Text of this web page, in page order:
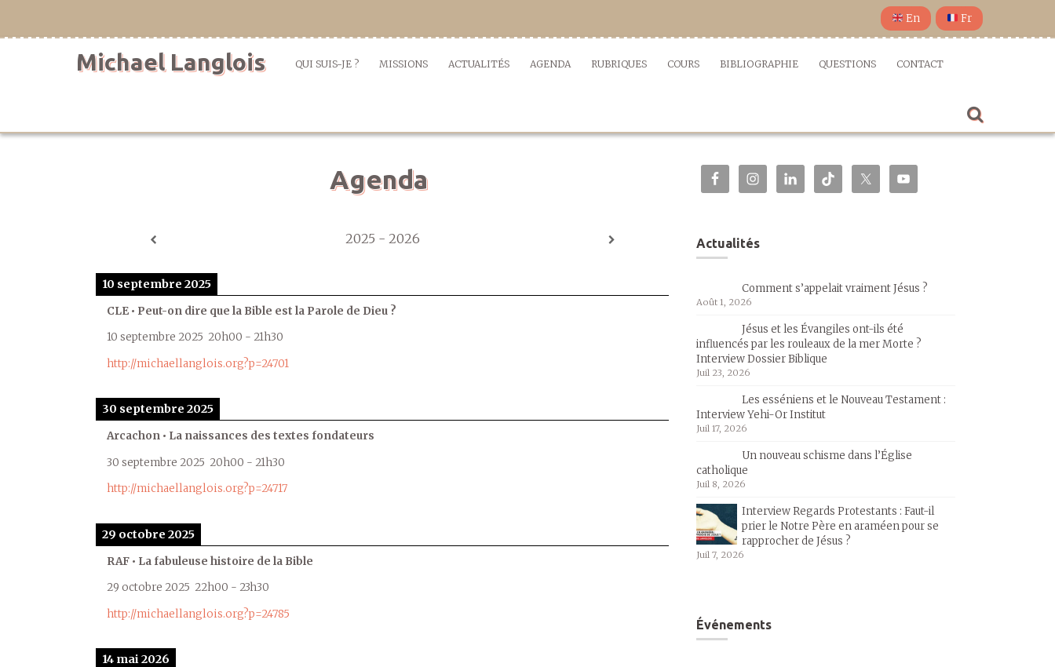
En Fr
Michael Langlois QUI SUIS-JE ? MISSIONS ACTUALITÉS AGENDA RUBRIQUES COURS BIBLIOGRAPHIE QUESTIONS CONTACT
Agenda
2025 - 2026
10 septembre 2025
CLE • Peut-on dire que la Bible est la Parole de Dieu ?
10 septembre 2025 20h00 - 21h30
http://michaellanglois.org?p=24701
30 septembre 2025
Arcachon • La naissances des textes fondateurs
30 septembre 2025 20h00 - 21h30
http://michaellanglois.org?p=24717
29 octobre 2025
RAF • La fabuleuse histoire de la Bible
29 octobre 2025 22h00 - 23h30
http://michaellanglois.org?p=24785
14 mai 2026
Actualités
Comment s’appelait vraiment Jésus ?
Août 1, 2026
Jésus et les Évangiles ont-ils été
influencés par les rouleaux de la mer Morte ?
Interview Dossier Biblique
Juil 23, 2026
Les esséniens et le Nouveau Testament :
Interview Yehi-Or Institut
Juil 17, 2026
Un nouveau schisme dans l’Église
catholique
Juil 8, 2026
Interview Regards Protestants : Faut-il
prier le Notre Père en araméen pour se
rapprocher de Jésus ?
Juil 7, 2026
Événements